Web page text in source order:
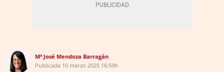
Mª José Mendoza Barragán
Publicada 10 marzo 2025 16:59h